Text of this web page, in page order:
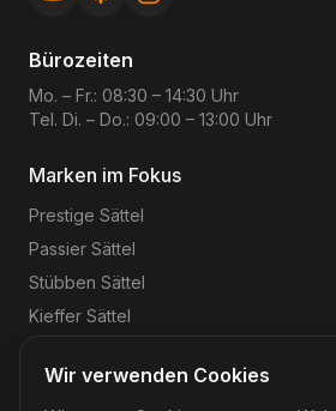
Bürozeiten
Mo. – Fr.: 08:30 – 14:30 Uhr
Tel. Di. – Do.: 09:00 – 13:00 Uhr
Marken im Fokus
Prestige Sättel
Passier Sättel
Stübben Sättel
Kieffer Sättel
Wir verwenden Cookies